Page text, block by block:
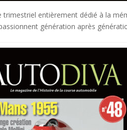
trimestriel entièrement dédié à la
génération après